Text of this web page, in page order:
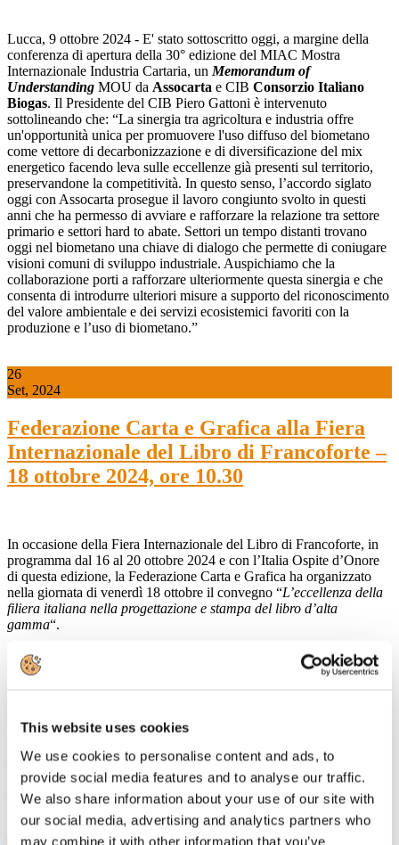
This website uses cookies
We use cookies to personalise content and ads, to
provide social media features and to analyse our traffic.
We also share information about your use of our site with
our social media, advertising and analytics partners who
may combine it with other information that you’ve
Lucca, 9 ottobre 2024 - E' stato sottoscritto oggi, a margine della
conferenza di apertura della 30° edizione del MIAC Mostra
Internazionale Industria Cartaria, un Memorandum of
Understanding MOU da Assocarta e CIB Consorzio Italiano
Biogas. Il Presidente del CIB Piero Gattoni è intervenuto
sottolineando che: “La sinergia tra agricoltura e industria offre
un'opportunità unica per promuovere l'uso diffuso del biometano
come vettore di decarbonizzazione e di diversificazione del mix
energetico facendo leva sulle eccellenze già presenti sul territorio,
preservandone la competitività. In questo senso, l’accordo siglato
oggi con Assocarta prosegue il lavoro congiunto svolto in questi
anni che ha permesso di avviare e rafforzare la relazione tra settore
primario e settori hard to abate. Settori un tempo distanti trovano
oggi nel biometano una chiave di dialogo che permette di coniugare
visioni comuni di sviluppo industriale. Auspichiamo che la
collaborazione porti a rafforzare ulteriormente questa sinergia e che
consenta di introdurre ulteriori misure a supporto del riconoscimento
del valore ambientale e dei servizi ecosistemici favoriti con la
produzione e l’uso di biometano.”
26
Set, 2024
Federazione Carta e Grafica alla Fiera
Internazionale del Libro di Francoforte –
18 ottobre 2024, ore 10.30
In occasione della Fiera Internazionale del Libro di Francoforte, in
programma dal 16 al 20 ottobre 2024 e con l’Italia Ospite d’Onore
di questa edizione, la Federazione Carta e Grafica ha organizzato
nella giornata di venerdì 18 ottobre il convegno “L’eccellenza della
filiera italiana nella progettazione e stampa del libro d’alta
gamma“.
Il convegno, che si terrà alle ore 10.30 del 18 ottobre presso lo stand
collettivo AIE, sarà dedicato a mettere in luce l’eccellenza italiana
I lavori saranno aperti da Carlo Emanuele Bona, Consigliere di
Federazione Carta e Grafica con delega all’Editoria, e proseguiranno
con gli interventi di esperti del mondo della committenza, stampa e
produzione di carta e materiali destinati alla filiera del prodotto
editoriale.